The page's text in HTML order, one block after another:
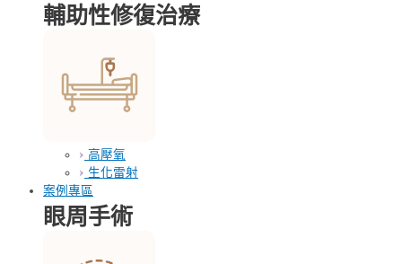
輔助性修復治療
高壓氧
生化雷射
案例專區
眼周手術